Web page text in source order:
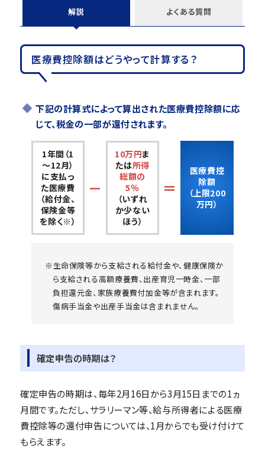
解説 よくある質問
医療費控除額はどうやって計算する？
下記の計算式によって算出された医療費控除額に応
じて、税金の一部が還付されます。
1年間（1
～12月）
に支払っ
た医療費
（給付金、
保険金等
を除く※）
－
10万円ま
たは所得
総額の
5％
（いずれ
か少ない
ほう）
＝
医療費控
除額
（上限200
万円）
※生命保険等から支給される給付金や、健康保険か
ら支給される高額療養費、出産育児一時金、一部
負担還元金、家族療養費付加金等が含まれます。
傷病手当金や出産手当金は含まれません。
確定申告の時期は？
確定申告の時期は、毎年2月16日から3月15日までの1ヵ
月間です。ただし、サラリーマン等、給与所得者による医療
費控除等の還付申告については、1月からでも受け付けて
もらえます。